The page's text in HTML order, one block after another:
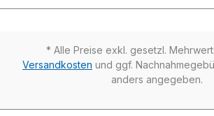
* Alle Preise exkl. gesetzl.
Versandkosten und ggf.
anders angegeben.